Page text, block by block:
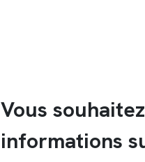
Vous
informations